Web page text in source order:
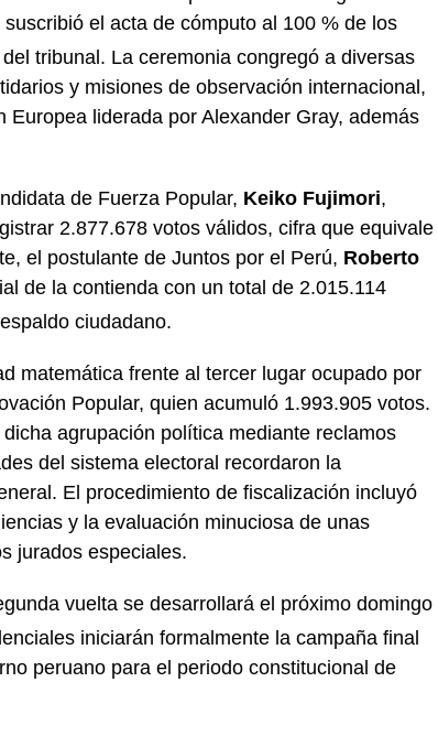
suscribió el acta de cómputo al 100 % de los
tribunal. La ceremonia congregó a diversas
y misiones de observación internacional,
liderada por Alexander Gray, además
de Fuerza Popular, Keiko Fujimori,
2.877.678 votos válidos, cifra que equivale
el postulante de Juntos por el Perú, Roberto
de la contienda con un total de 2.015.114
ciudadano.
matemática frente al tercer lugar ocupado por
Popular, quien acumuló 1.993.905 votos.
agrupación política mediante reclamos
del sistema electoral recordaron la
El procedimiento de fiscalización incluyó
y la evaluación minuciosa de unas
jurados especiales.
vuelta se desarrollará el próximo domingo
iniciarán formalmente la campaña final
peruano para el periodo constitucional de